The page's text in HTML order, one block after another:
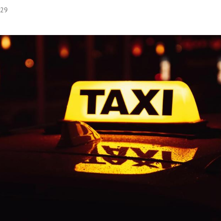
öffnen/schließen